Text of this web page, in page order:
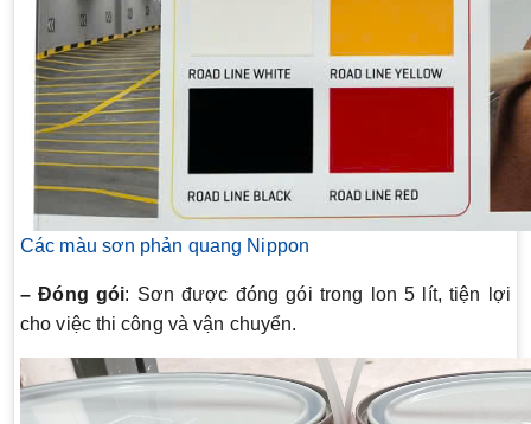
Các màu sơn phản quang Nippon
– Đóng gói: Sơn được đóng gói trong lon 5 lít, tiện lợi
cho việc thi công và vận chuyển.